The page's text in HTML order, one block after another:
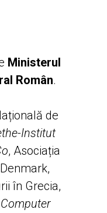
Ministerul
Român.
de
Institut
, Asociația
Denmark,
în Grecia,